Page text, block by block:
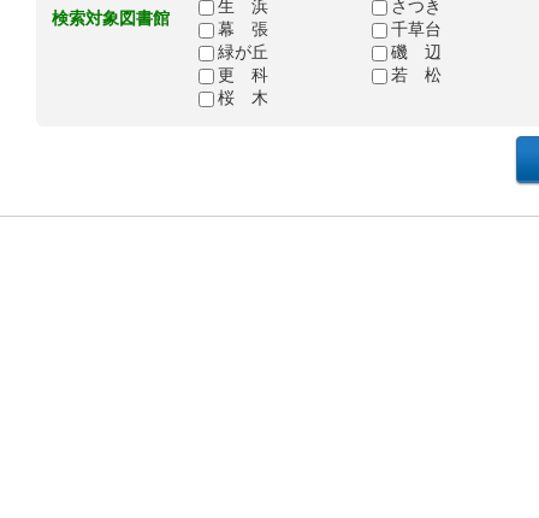
検索対象図書館
生 浜
さつき
幕 張
千草台
緑が丘
磯 辺
更 科
若 松
桜 木